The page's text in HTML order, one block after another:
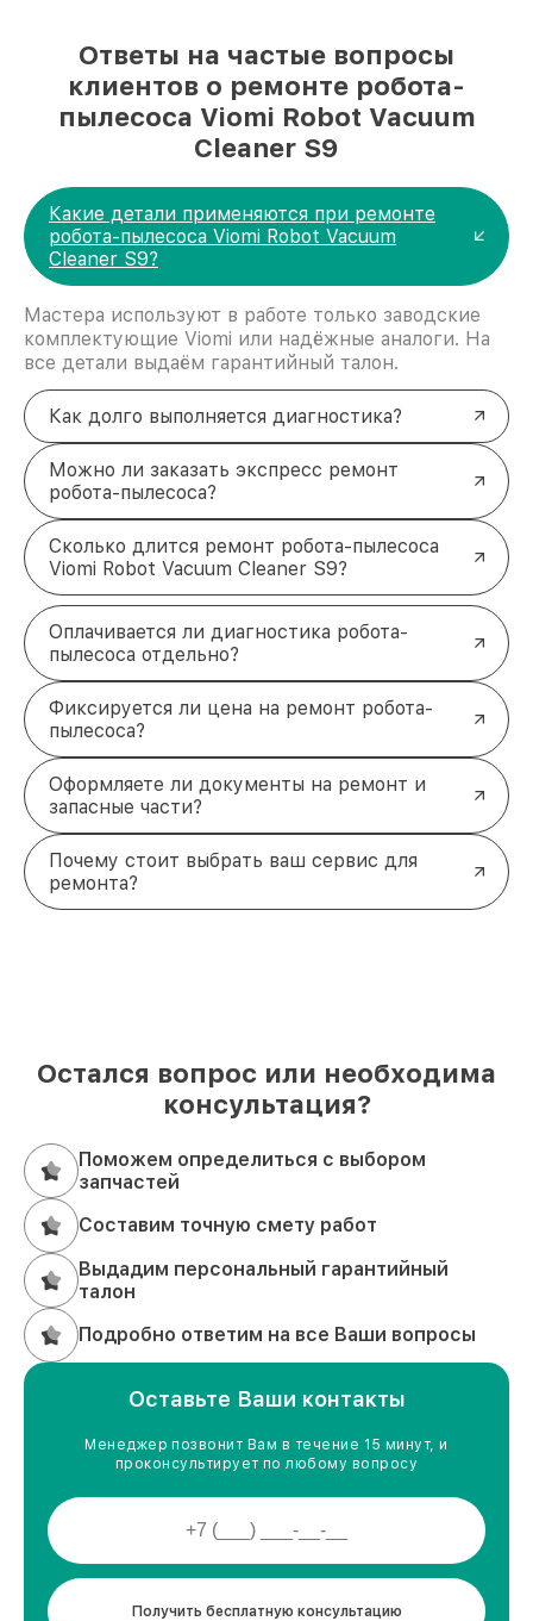
Ответы на частые вопросы
клиентов о ремонте робота-
пылесоса Viomi Robot Vacuum
Cleaner S9
Какие детали применяются при ремонте
робота-пылесоса Viomi Robot Vacuum
Cleaner S9?
Мастера используют в работе только заводские
комплектующие Viomi или надёжные аналоги. На
все детали выдаём гарантийный талон.
Как долго выполняется диагностика?
Можно ли заказать экспресс ремонт
робота-пылесоса?
Сколько длится ремонт робота-пылесоса
Viomi Robot Vacuum Cleaner S9?
Оплачивается ли диагностика робота-
пылесоса отдельно?
Фиксируется ли цена на ремонт робота-
пылесоса?
Оформляете ли документы на ремонт и
запасные части?
Почему стоит выбрать ваш сервис для
ремонта?
Остался вопрос или необходима
консультация?
Поможем определиться с выбором
запчастей
Составим точную смету работ
Выдадим персональный гарантийный
талон
Подробно ответим на все Ваши вопросы
Оставьте Ваши контакты
Менеджер позвонит Вам в течение 15 минут, и
проконсультирует по любому вопросу
Получить бесплатную консультацию